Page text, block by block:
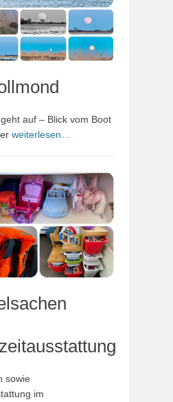
auf – Blick vom Boot
weiterlesen…
sowie
im